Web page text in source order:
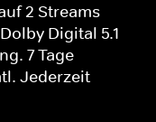
2 Streams
Digital 5.1
7 Tage
Jederzeit